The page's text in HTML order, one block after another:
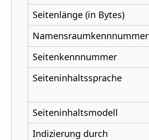
Seitenlänge (in Bytes)
Namensraumkennnummer
Seitenkennnummer
Seiteninhaltssprache
Seiteninhaltsmodell
Indizierung durch